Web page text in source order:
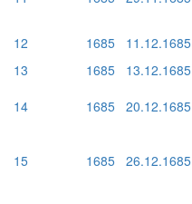
12 1685 11.12.1685
13
1685 13.12.1685
14
1685 20.12.1685
15 1685 26.12.1685